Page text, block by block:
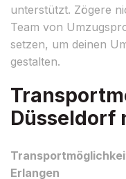
unterstützt. Zögere
Team von
setzen, um deinen
gestalten.
Düsseldorf
Erlangen